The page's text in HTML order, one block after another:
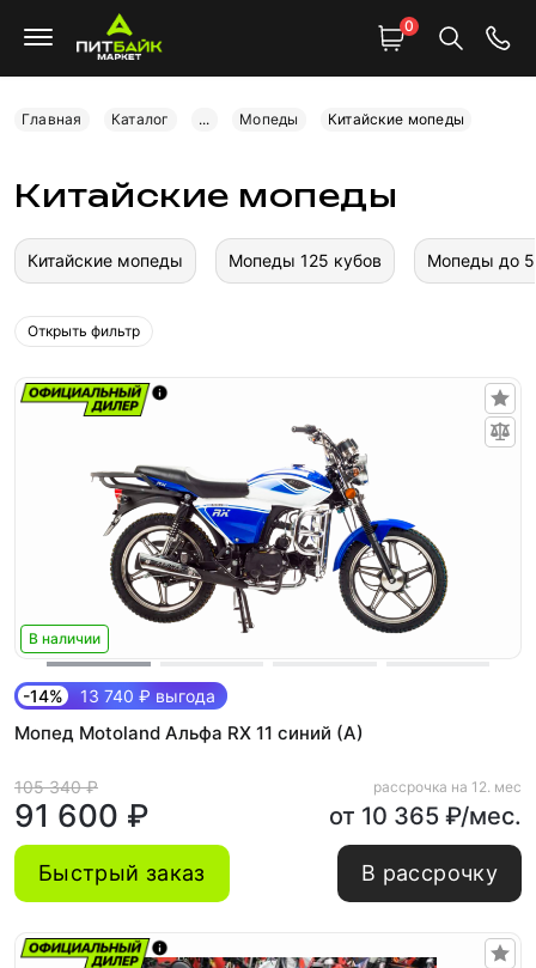
0
Главная Каталог ... Мопеды Китайские мопеды
Китайские мопеды
Китайские мопеды Мопеды 125 кубов Мопеды до
Открыть фильтр
В наличии
-14% 13 740 ₽ выгода
Мопед Motoland Альфа RX 11 синий (A)
105 340 ₽
91 600 ₽
рассрочка на 12. мес
от 10 365 ₽/мес.
Быстрый заказ В рассрочку